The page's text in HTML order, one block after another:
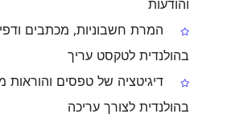
המרת חשבוניות, מכתבים
בהולנדית לטקסט עריך
דיגיטציה של טפסים והוראות
בהולנדית לצורך עריכה